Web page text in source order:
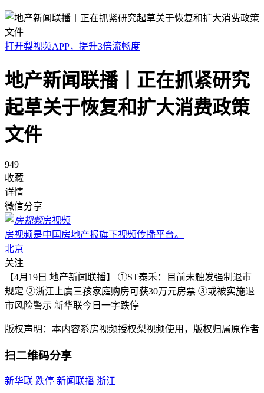
打开梨视频APP，提升3倍流畅度
地产新闻联播丨正在抓紧研究
起草关于恢复和扩大消费政策
文件
949
收藏
详情
微信分享
房视频
房视频是中国房地产报旗下视频传播平台。
北京
关注
【4月19日 地产新闻联播】 ①ST泰禾：目前未触发强制退市
规定 ②浙江上虞三孩家庭购房可获30万元房票 ③或被实施退
市风险警示 新华联今日一字跌停
版权声明：本内容系房视频授权梨视频使用，版权归属原作者
扫二维码分享
新华联 跌停 新闻联播 浙江